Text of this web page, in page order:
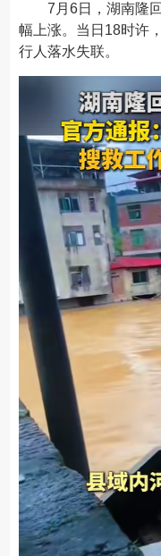
7月6日，湖南隆
幅上涨。当日18时许
行人落水失联。